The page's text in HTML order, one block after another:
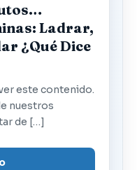
Ladrar,
¿Qué Dice
este contenido.
nuestros
de […]